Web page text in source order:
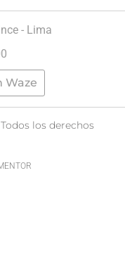
- Lima
Waze
los derechos